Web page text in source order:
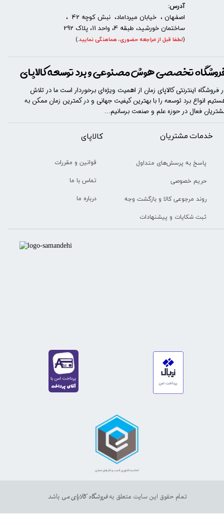
تمام حقوق این سایت متعلق بهفروشگاه کالاپای می باشد.
خدمات مشتریان
پاسخ به پرسش‌های متداول
حریم خصوصی
روند مرجوعی کالا و بازگشت وجه
ثبت شکایات و پیشنهادات
​​کالاپای
قوانین و مقررات
تماس با ما
درباره ما
تخصصی هوش مصنوعی و برد توسعه کالاپای
فروشگاه اینترنتی کالاپای زمان از اهمیت ویژه‌ای برخوردار است ما در تلاش
انواع برد توسعه را با​​​ بهترین کیفیت جهانی و در کمترین زمان ممکن به
فعال در حوزه علم و صنعت برسانیم...
آدرس:
اصفهان ، خیابان میرداماد، نبش کوچه 42 ،
ساختمان خورشید، طبقه 4، واحد 11، پلاک 292
(لطفا قبل از مراجعه حضوری، هماهنگی نمایید.
)